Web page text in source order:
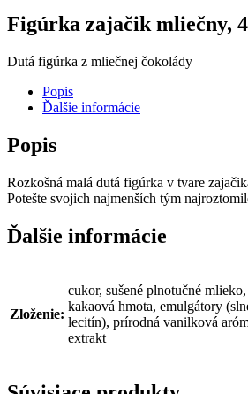
Figúrka zajačik mliečny,
Dutá figúrka z mliečnej čokolády
Popis
Ďalšie informácie
Popis
Rozkošná malá dutá figúrka v tvare
Potešte svojich najmenších tým
Ďalšie informácie
Zloženie:
cukor, sušené plnotučné
kakaová hmota, emulgátory
lecitín), prírodná vanilková
extrakt